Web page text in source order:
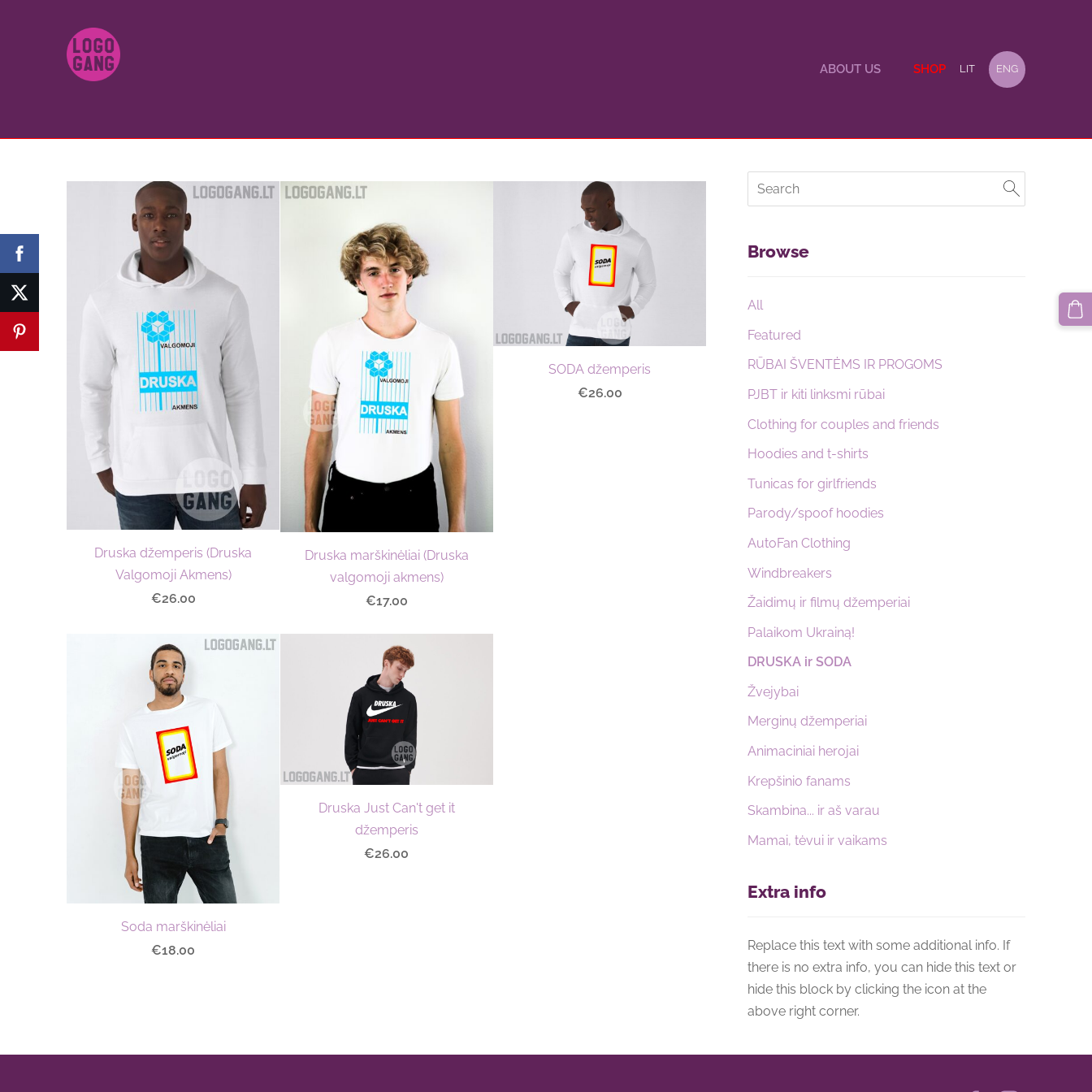
ABOUT US SHOP LIT ENG
Browse
All
Featured
RŪBAI ŠVENTĖMS IR PROGOMS
PJBT ir kiti linksmi rūbai
Clothing for couples and friends
Hoodies and t-shirts
Tunicas for girlfriends
Parody/spoof hoodies
AutoFan Clothing
Windbreakers
Žaidimų ir filmų džemperiai
Palaikom Ukrainą!
DRUSKA ir SODA
Žvejybai
Merginų džemperiai
Animaciniai herojai
Krepšinio fanams
Skambina... ir aš varau
Mamai, tėvui ir vaikams
Extra info
Replace this text with some additional info. If
there is no extra info, you can hide this text or
hide this block by clicking the icon at the
above right corner.
Druska džemperis (Druska
Valgomoji Akmens)
€26.00
Druska marškinėliai (Druska
valgomoji akmens)
€17.00
SODA džemperis
€26.00
Soda marškinėliai
€18.00
Druska Just Can't get it
džemperis
€26.00